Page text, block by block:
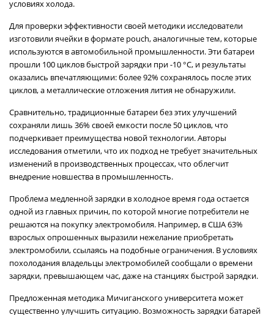
условиях холода.
Для проверки эффективности своей методики исследователи
изготовили ячейки в формате pouch, аналогичные тем, которые
используются в автомобильной промышленности. Эти батареи
прошли 100 циклов быстрой зарядки при -10 °C, и результаты
оказались впечатляющими: более 92% сохранялось после этих
циклов, а металлические отложения лития не обнаружили.
Сравнительно, традиционные батареи без этих улучшений
сохраняли лишь 36% своей емкости после 50 циклов, что
подчеркивает преимущества новой технологии. Авторы
исследования отметили, что их подход не требует значительных
изменений в производственных процессах, что облегчит
внедрение новшества в промышленность.
Проблема медленной зарядки в холодное время года остается
одной из главных причин, по которой многие потребители не
решаются на покупку электромобиля. Например, в США 63%
взрослых опрошенных выразили нежелание приобретать
электромобили, ссылаясь на подобные ограничения. В условиях
похолодания владельцы электромобилей сообщали о времени
зарядки, превышающем час, даже на станциях быстрой зарядки.
Предложенная методика Мичиганского университета может
существенно улучшить ситуацию. Возможность зарядки батарей